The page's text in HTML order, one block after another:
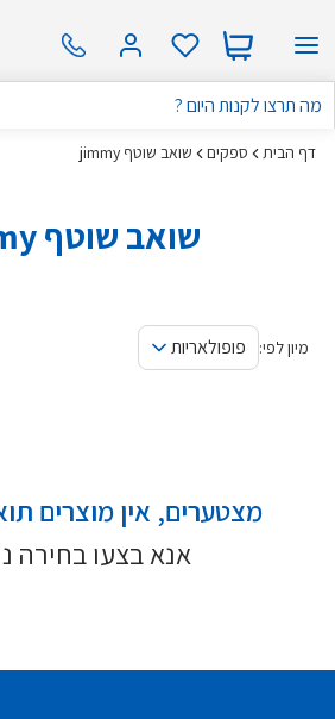
דף הבית ספקים שואב שוטף jimmy
שואב שוטף jimmy
מיון לפי: פופולאריות
מצטערים, אין מוצרים
אנא בצעו בחירה